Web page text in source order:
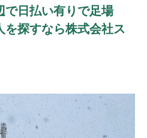
で日払い有りで足場
探すなら株式会社ス